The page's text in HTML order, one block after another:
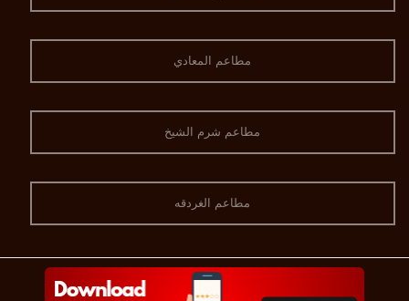
مطاعم المعادي
مطاعم شرم الشيخ
مطاعم الغردقه